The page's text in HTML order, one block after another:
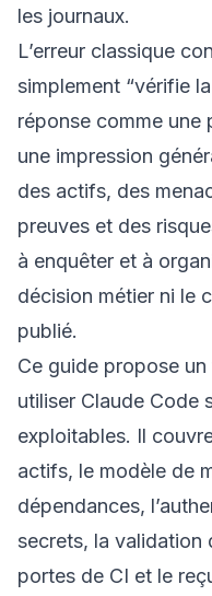
les journaux.
L’erreur classique
simplement “vérifie
réponse comme une
une impression
des actifs, des
preuves et des
à enquêter et à
décision métier ni le
publié.
Ce guide propose
utiliser Claude Code
exploitables. Il
actifs, le modèle de
dépendances,
secrets, la validation
portes de CI et le